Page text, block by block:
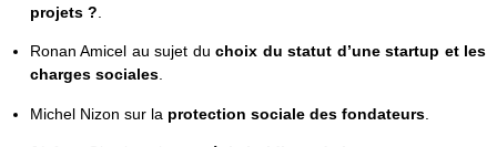
projets ?.
Ronan Amicel au sujet duchoix du statut d’une startup et les
charges sociales.
Michel Nizon sur la protection sociale des fondateurs.